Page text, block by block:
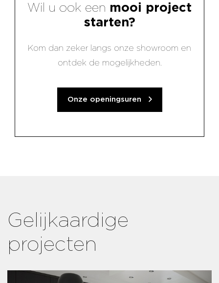
Wil u ook een mooi project
starten?
Kom dan zeker langs onze showroom en
ontdek de mogelijkheden.
Onze openingsuren
Gelijkaardige
projecten